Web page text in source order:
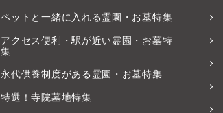
ペットと一緒に入れる霊園・お墓特集
アクセス便利・駅が近い霊園・お墓特
集
永代供養制度がある霊園・お墓特集
特選！寺院墓地特集